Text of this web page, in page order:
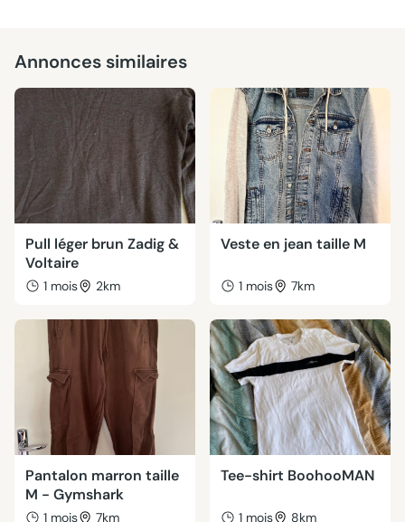
Annonces similaires
Pull léger brun Zadig &
Voltaire
1 mois 2km
Veste en jean taille M
1 mois 7km
Pantalon marron taille
M - Gymshark
1 mois 7km
Tee-shirt BoohooMAN
1 mois 8km